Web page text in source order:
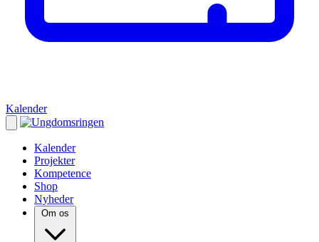
Kalender
Kalender
Projekter
Kompetence
Shop
Nyheder
Om os